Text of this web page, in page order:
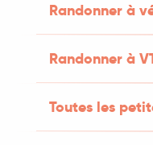
Randonner à
Randonner à
Toutes les